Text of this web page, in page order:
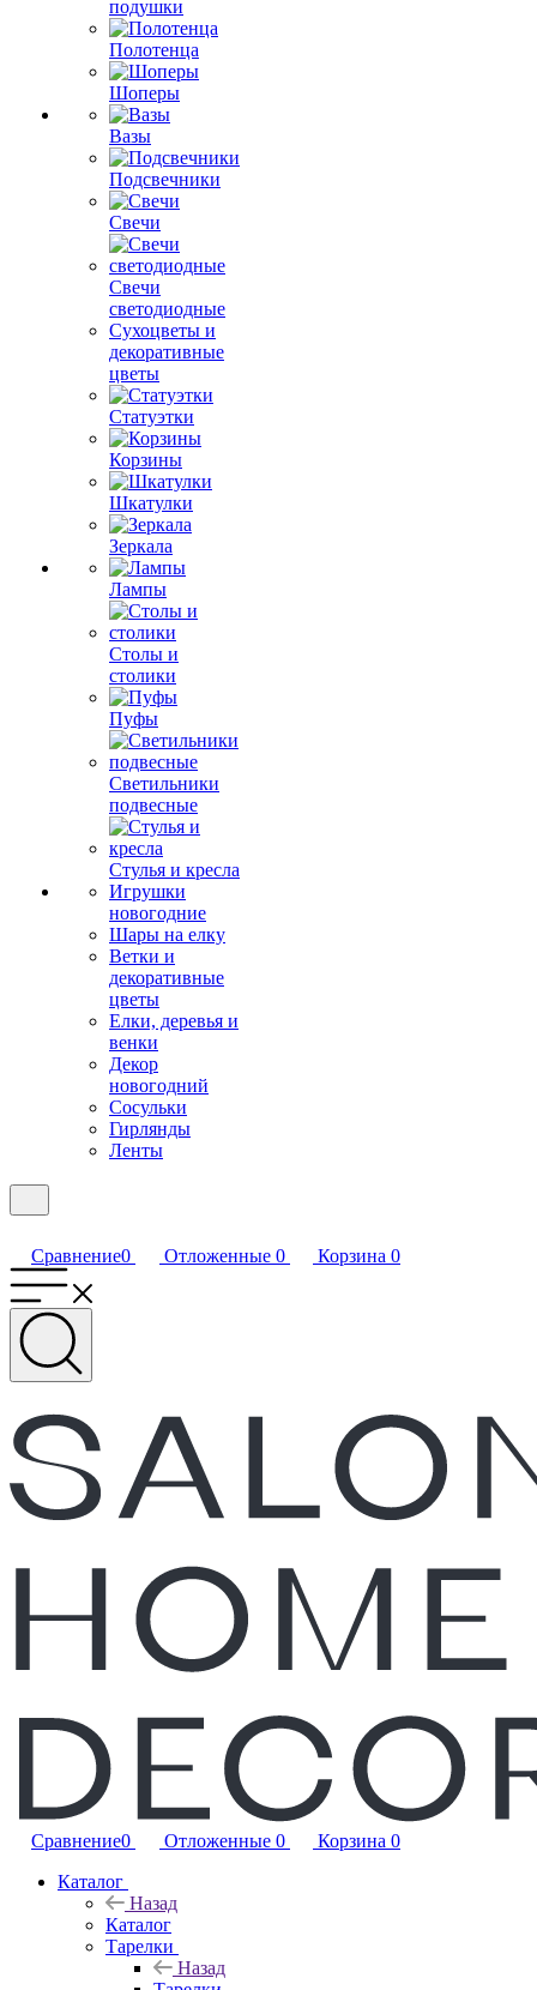
подушки
Полотенца
Шоперы
Вазы
Подсвечники
Свечи
Свечи
светодиодные
Сухоцветы и
декоративные
цветы
Статуэтки
Корзины
Шкатулки
Зеркала
Лампы
Столы и
столики
Пуфы
Светильники
подвесные
Стулья и кресла
Игрушки
новогодние
Шары на елку
Ветки и
декоративные
цветы
Елки, деревья и
венки
Декор
новогодний
Сосульки
Гирлянды
Ленты
Сравнение0 Отложенные 0 Корзина 0
Сравнение0 Отложенные 0 Корзина 0
Каталог
Назад
Каталог
Тарелки
Назад